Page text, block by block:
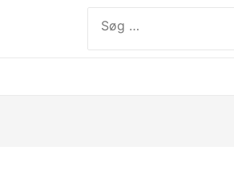
efter:
label